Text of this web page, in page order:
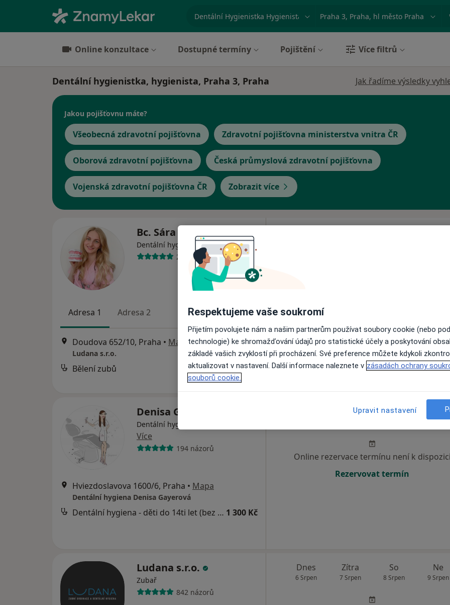
specializace, nemoc nebo příjmení Město nebo region
Online konzultace Dostupné termíny Pojištění Více filtrů
Dentální hygienistka, hygienista, Praha 3, Praha Jak řadíme výsledky
Jakou pojišťovnu máte?
Všeobecná zdravotní pojišťovna Zdravotní pojišťovna ministerstva vnitra ČR
Oborová zdravotní pojišťovna Česká průmyslová zdravotní pojišťovna
Vojenská zdravotní pojišťovna ČR Zobrazit více
Bc. Sára Kučíková
Dentální hygienistka, hygienista
233 názorů
Adresa 1 Adresa 2
Doudova 652/10, Praha • Mapa
Ludana s.r.o.
Bělení zubů 10 000 Kč
Denisa Gayerová
Dentální hygienistka, hygienista
Více
194 názorů
Hviezdoslavova 1600/6, Praha • Mapa
Dentální hygiena Denisa Gayerová
Dentální hygiena - děti do 14ti let (bez air flow) 1 300 Kč
Zítra So
9 Srpen
Online rezervace termínu není k dispozici
Rezervovat termín
Ludana s.r.o.
Zubař
842 názorů
Dnes
6 Srpen
Zítra
7 Srpen
So
8 Srpen
Ne
9 Srpen
Respektujeme vaše soukromí
Přijetím povolujete nám a našim partnerům používat soubory cookie (nebo
technologie) ke shromažďování údajů pro statistické účely a poskytování
základě vašich zvyklostí při procházení. Své preference můžete kdykoli
aktualizovat v nastavení. Další informace naleznete v zásadách ochrany
souborů cookie.
Upravit nastavení